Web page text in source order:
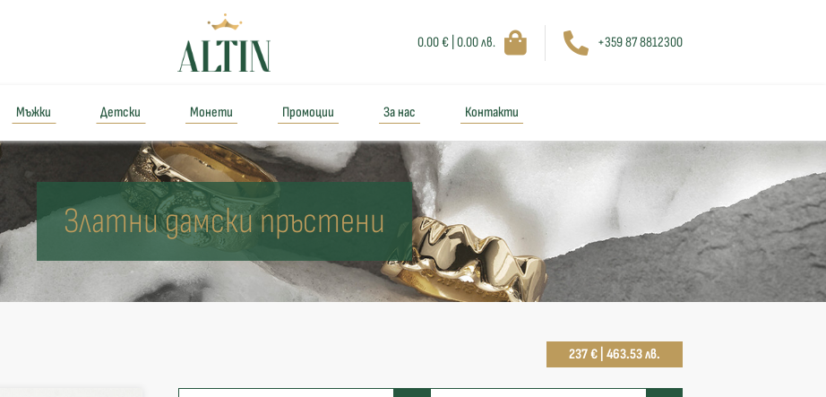
0.00 € | 0.00 лв. +359 87 8812300
Мъжки Детски Монети Промоции За нас Контакти
Златни дамски пръстени
237 € | 463.53 лв.